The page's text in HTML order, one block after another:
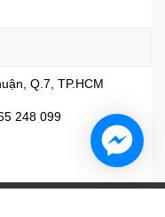
Q.7, TP.HCM
248 099